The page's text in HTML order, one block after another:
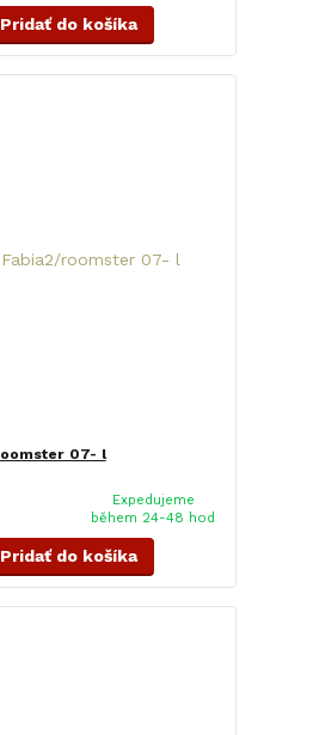
Pridať do košíka
07- l
Expedujeme
během 24-48 hod
Pridať do košíka